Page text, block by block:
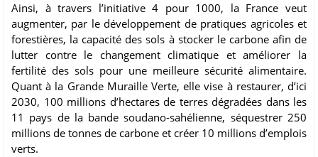
Ainsi, à travers l’initiative 4 pour 1000, la France veut
augmenter, par le développement de pratiques agricoles et
forestières, la capacité des sols à stocker le carbone afin de
lutter contre le changement climatique et améliorer la
fertilité des sols pour une meilleure sécurité alimentaire.
Quant à la Grande Muraille Verte, elle vise à restaurer, d’ici
2030, 100 millions d’hectares de terres dégradées dans les
11 pays de la bande soudano-sahélienne, séquestrer 250
millions de tonnes de carbone et créer 10 millions d’emplois
verts.